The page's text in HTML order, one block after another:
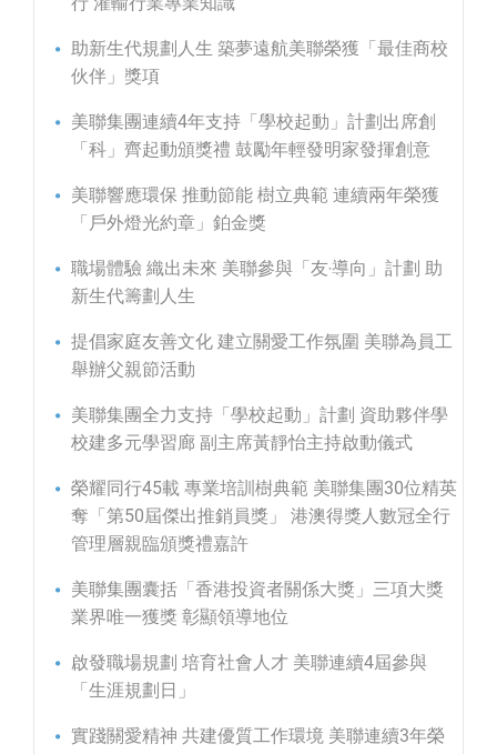
助新生代規劃人生 築夢遠航美聯榮獲「最佳商校
伙伴」獎項
美聯集團連續4年支持「學校起動」計劃出席創
「科」齊起動頒獎禮 鼓勵年輕發明家發揮創意
美聯響應環保 推動節能 樹立典範 連續兩年榮獲
「戶外燈光約章」鉑金獎
職場體驗 織出未來 美聯參與「友‧導向」計劃 助
新生代籌劃人生
提倡家庭友善文化 建立關愛工作氛圍 美聯為員工
舉辦父親節活動
美聯集團全力支持「學校起動」計劃 資助夥伴學
校建多元學習廊 副主席黃靜怡主持啟動儀式
榮耀同行45載 專業培訓樹典範 美聯集團30位精英
奪「第50屆傑出推銷員獎」 港澳得獎人數冠全行
管理層親臨頒獎禮嘉許
美聯集團囊括「香港投資者關係大獎」三項大獎
業界唯一獲獎 彰顯領導地位
啟發職場規劃 培育社會人才 美聯連續4屆參與
「生涯規劃日」
實踐關愛精神 共建優質工作環境 美聯連續3年榮